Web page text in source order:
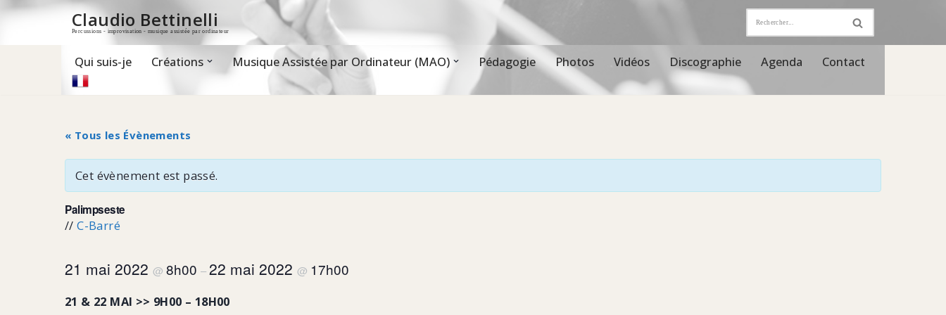
Claudio Bettinelli
Percussions - improvisation - musique assistée par ordinateur
Qui suis-je Créations Musique Assistée par Ordinateur (MAO) Pédagogie Photos Vidéos Discographie Agenda Contact
« Tous les Évènements
Cet évènement est passé.
Palimpseste
//C-Barré
21 mai 2022 @ 8h00 –22 mai 2022 @ 17h00
21 & 22 MAI >> 9H00 – 18H00